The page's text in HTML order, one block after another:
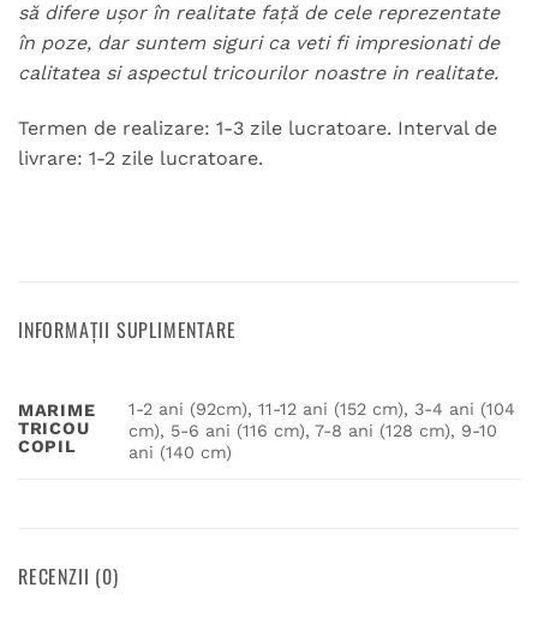
să difere ușor în realitate față de cele reprezentate
în poze, dar suntem siguri ca veti fi impresionati de
calitatea si aspectul tricourilor noastre in realitate.
Termen de realizare: 1-3 zile lucratoare. Interval de
livrare: 1-2 zile lucratoare.
INFORMAȚII SUPLIMENTARE
MARIME
TRICOU
COPIL
1-2 ani (92cm), 11-12 ani (152 cm), 3-4 ani (104
cm), 5-6 ani (116 cm), 7-8 ani (128 cm), 9-10
ani (140 cm)
RECENZII (0)